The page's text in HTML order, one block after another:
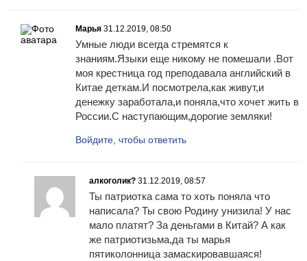
Марья 31.12.2019, 08:50
Умные люди всегда стремятся к
знаниям.Языки еще никому не помешали .Вот
моя крестница год преподавала английский в
Китае деткам.И посмотрела,как живут,и
денежку заработала,и поняла,что хочет жить в
России.С наступающим,дорогие земляки!
Войдите, чтобы ответить
алкоголик? 31.12.2019, 08:57
Ты патриотка сама то хоть поняла что
написала? Ты свою Родину унизила! У нас
мало платят? За деньгами в Китай? А как
же патриотизьма,да ты марья
пятиколонница замаскировавшаяся!